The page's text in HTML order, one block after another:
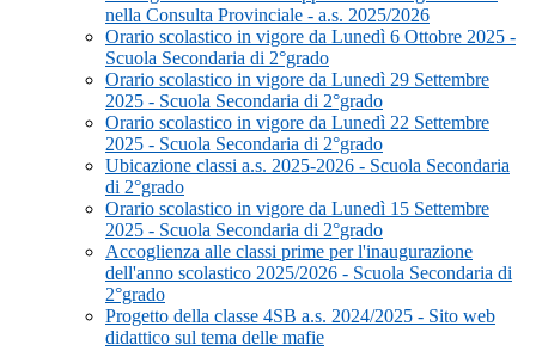
nella Consulta Provinciale - a.s. 2025/2026
Orario scolastico in vigore da Lunedì 6 Ottobre 2025 -
Scuola Secondaria di 2°grado
Orario scolastico in vigore da Lunedì 29 Settembre
2025 - Scuola Secondaria di 2°grado
Orario scolastico in vigore da Lunedì 22 Settembre
2025 - Scuola Secondaria di 2°grado
Ubicazione classi a.s. 2025-2026 - Scuola Secondaria
di 2°grado
Orario scolastico in vigore da Lunedì 15 Settembre
2025 - Scuola Secondaria di 2°grado
Accoglienza alle classi prime per l'inaugurazione
dell'anno scolastico 2025/2026 - Scuola Secondaria di
2°grado
Progetto della classe 4SB a.s. 2024/2025 - Sito web
didattico sul tema delle mafie